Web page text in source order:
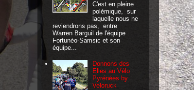
C'est en pleine
polémique, sur
laquelle nous ne
reviendrons pas, entre
Warren Barguil de l'équipe
Fortunéo-Samsic et son
équipe...
Donnons des
Elles au Vélo
Pyrénées by
Veloruck